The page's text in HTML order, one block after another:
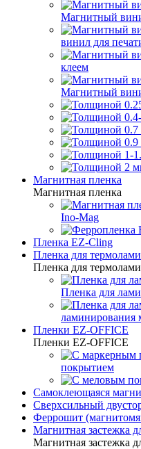
Магнитный
винил для
клеем
Магнитный
Магнитная пленка
Магнитная пленка
Ino-Mag
Пленка EZ-Cling
Пленка для
Пленка для
Пленка для
ламинирования
Пленки EZ-OFFICE
Пленки EZ-OFFICE
покрытием
Самоклеющаяся
Сверхсильный
Феррошит
Магнитная застежка
Магнитная застежка